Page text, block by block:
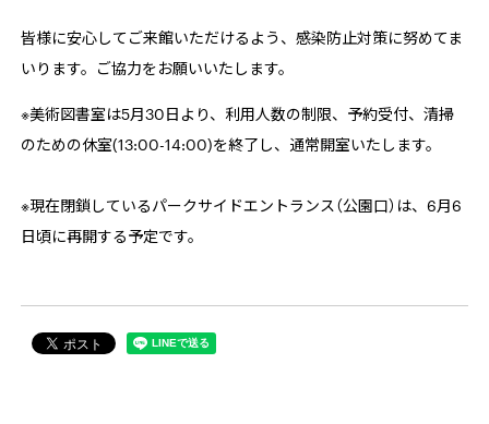
皆様に安心してご来館いただけるよう、感染防止対策に努めてま
いります。ご協力をお願いいたします。
※美術図書室は5月30日より、利用人数の制限、予約受付、清掃
のための休室(13:00-14:00)を終了し、通常開室いたします。
※現在閉鎖しているパークサイドエントランス（公園口）は、6月6
日頃に再開する予定です。